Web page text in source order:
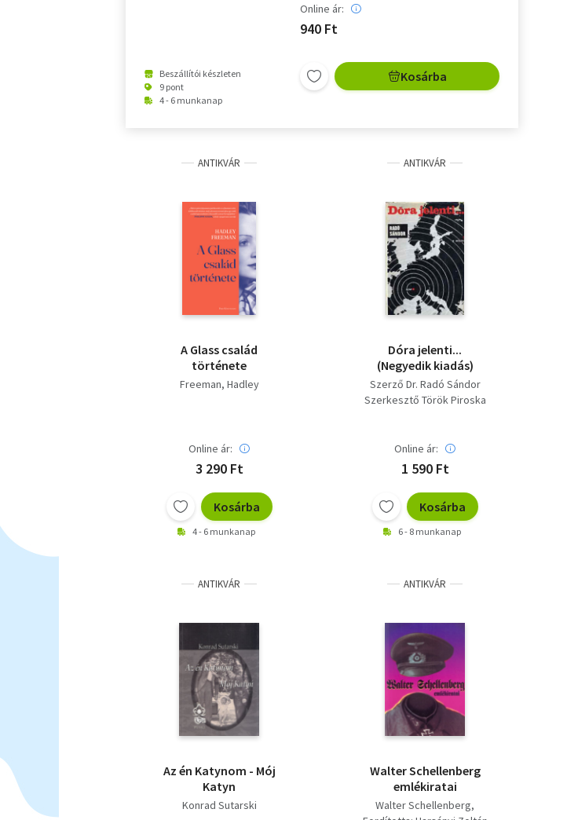
Beszállítói készleten
9 pont
4 - 6 munkanap
Online ár:
940 Ft
Kosárba
ANTIKVÁR
A Glass család
története
Freeman, Hadley
Online ár:
3 290 Ft
Kosárba
4 - 6 munkanap
ANTIKVÁR
Dóra jelenti...
(Negyedik kiadás)
Szerző Dr. Radó Sándor
Szerkesztő Török Piroska
Online ár:
1 590 Ft
Kosárba
6 - 8 munkanap
ANTIKVÁR
Az én Katynom - Mój
Katyn
Konrad Sutarski
ANTIKVÁR
Walter Schellenberg
emlékiratai
Walter Schellenberg